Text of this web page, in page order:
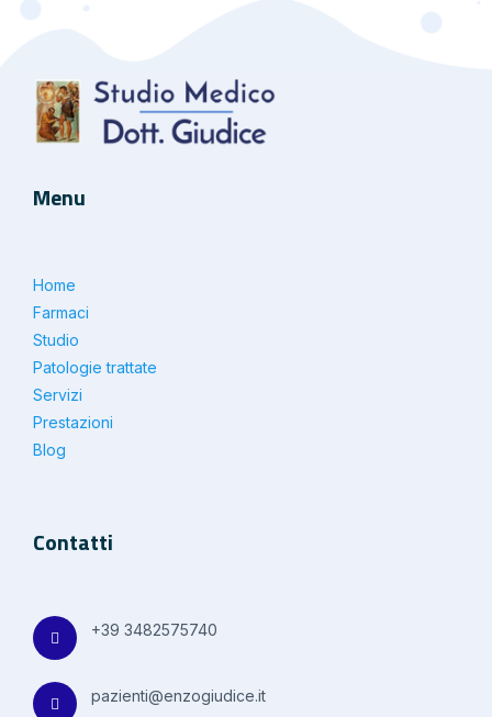
Menu
Home
Farmaci
Studio
Patologie trattate
Servizi
Prestazioni
Blog
Contatti
+39 3482575740
pazienti@enzogiudice.it